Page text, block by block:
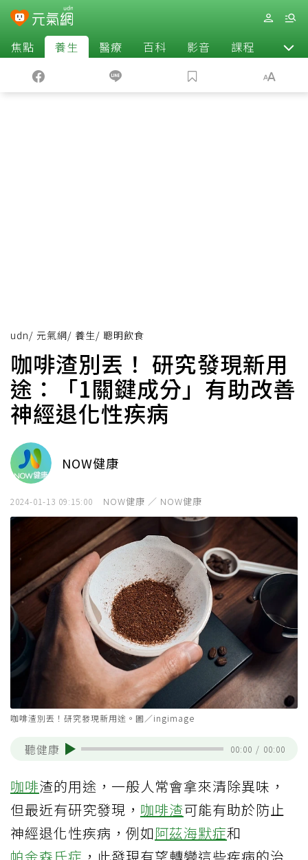
焦點 養生 醫療 百科 影音 課程 退休
udn/ 元氣網/ 養生/ 聰明飲食
咖啡渣別丟！ 研究發現新用
途：「1關鍵成分」有助改善
神經退化性疾病
NOW健康
2024-01-13 09:15:00 NOW健康 ／ NOW健康
咖啡渣別丟！研究發現新用途。圖／ingimage
聽健康 00:00 / 00:00
咖啡渣的用途，一般人常會拿來清除異味，
但最近有研究發現， 咖啡渣可能有助於防止
神經退化性疾病，例如阿茲海默症和